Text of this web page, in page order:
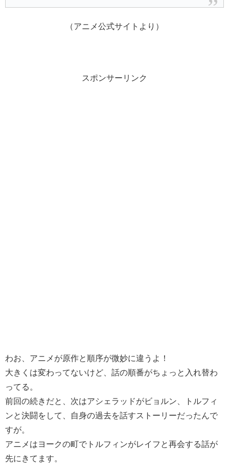
（アニメ公式サイトより）
スポンサーリンク
わお、アニメが原作と順序が微妙に違うよ！
大きくは変わってないけど、話の順番がちょっと入れ替わ
ってる。
前回の続きだと、次はアシェラッドがビョルン、トルフィ
ンと決闘をして、自身の過去を話すストーリーだったんで
すが。
アニメはヨークの町でトルフィンがレイフと再会する話が
先にきてます。